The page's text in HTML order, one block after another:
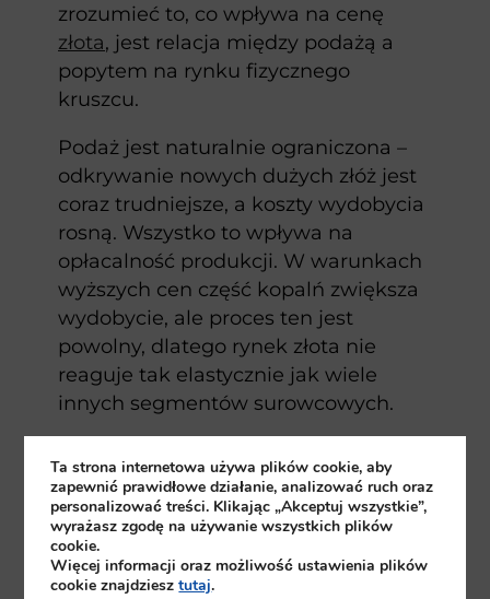
zrozumieć to, co wpływa na cenę
złota, jest relacja między podażą a
popytem na rynku fizycznego
kruszcu.
Podaż jest naturalnie ograniczona –
odkrywanie nowych dużych złóż jest
coraz trudniejsze, a koszty wydobycia
rosną. Wszystko to wpływa na
opłacalność produkcji. W warunkach
wyższych cen część kopalń zwiększa
wydobycie, ale proces ten jest
powolny, dlatego rynek złota nie
reaguje tak elastycznie jak wiele
innych segmentów surowcowych.
Po stronie popytu ważną rolę
odgrywają banki centralne, które od
kilku lat konsekwentnie kupują
ponad tysiąc ton złota rocznie,
Ta strona internetowa używa plików cookie, aby
zapewnić prawidłowe działanie, analizować ruch oraz
personalizować treści. Klikając „Akceptuj wszystkie”,
wyrażasz zgodę na używanie wszystkich plików
cookie.
Więcej informacji oraz możliwość ustawienia plików
cookie znajdziesztutaj.